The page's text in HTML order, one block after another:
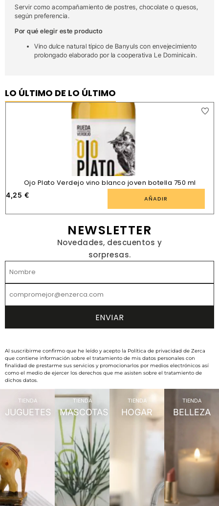
Servir como acompañamiento de postres, chocolate o quesos,
según preferencia.
Por qué elegir este producto
Vino dulce natural típico de Banyuls con envejecimiento
prolongado elaborado por la cooperativa Le Dominicain.
LO ÚLTIMO DE LO ÚLTIMO
Ojo Plato Verdejo vino blanco joven botella 750 ml
4,25 € AÑADIR
NEWSLETTER
Novedades, descuentos y
sorpresas.
Al suscribirme confirmo que he leído y acepto la Política de privacidad de Zerca
que contiene información sobre el tratamiento de mis datos personales con
finalidad de prestarme sus servicios y promocionarlos por medios electrónicos así
como el medio de ejercer los derechos que me asisten sobre el tratamiento de
dichos datos.
TIENDA
JUGUETES
TIENDA
MASCOTAS
TIENDA
HOGAR
TIENDA
BELLEZA